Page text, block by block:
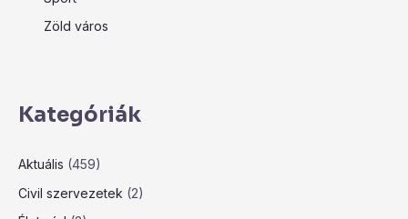
Zöld város
Kategóriák
Aktuális (459)
Civil szervezetek (2)